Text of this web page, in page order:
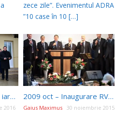
zece zile”. Evenimentul ADRA
”10 case în 10 […]
Darul primit înainte de iarnă de familia Stavarache din partea ADRA România
2016
2009 oct – Inaugurare RVSro (biserica), Agape iCer
Gaius Maximus 30 noiembrie 2015